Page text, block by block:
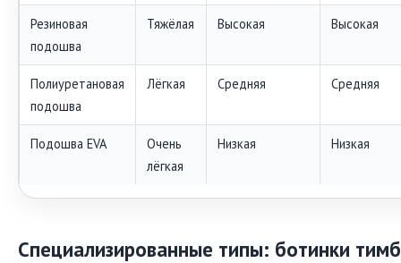
Резиновая
подошва
Тяжёлая Высокая Высокая
Полиуретановая
подошва
Лёгкая Средняя Средняя
Подошва EVA
Очень
лёгкая
Низкая Низкая
Специализированные типы: ботинки